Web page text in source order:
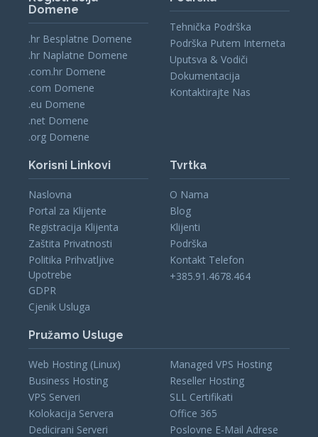
Pružamo Usluge
Web Hosting (Linux)
Business Hosting
VPS Serveri
Kolokacija Servera
Dedicirani Serveri
Managed VPS Hosting
Reseller Hosting
SLL Certifikati
Office 365
Poslovne E-Mail Adrese
Domene
.hr Besplatne Domene
.hr Naplatne Domene
.com.hr Domene
.com Domene
.eu Domene
.net Domene
.org Domene
Tehnička Podrška
Podrška Putem Interneta
Uputsva & Vodiči
Dokumentacija
Kontaktirajte Nas
Korisni Linkovi
Naslovna
Portal za Klijente
Registracija Klijenta
Zaštita Privatnosti
Politika Prihvatljive
Upotrebe
GDPR
Cjenik Usluga
Tvrtka
O Nama
Blog
Klijenti
Podrška
Kontakt Telefon
+385.91.4678.464